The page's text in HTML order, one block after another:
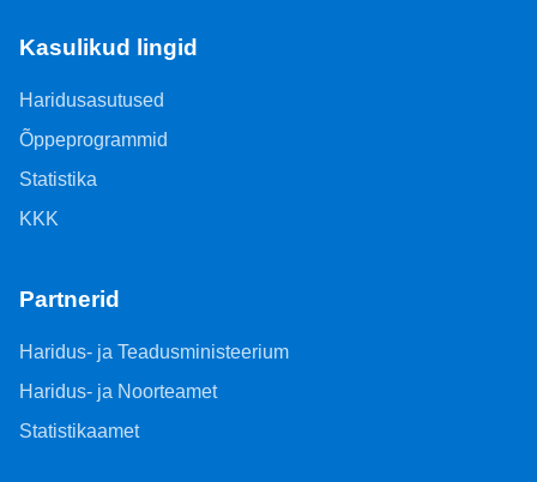
Kasulikud lingid
Haridusasutused
Õppeprogrammid
Statistika
KKK
Partnerid
Haridus- ja Teadusministeerium
Haridus- ja Noorteamet
Statistikaamet